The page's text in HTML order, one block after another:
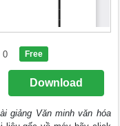
0 Free
Download
giảng Văn minh văn hóa